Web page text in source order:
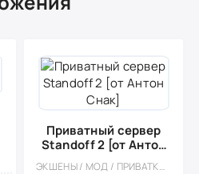
Приватный сервер
Standoff 2 [от Антон
Снак]
ЭКШЕНЫ / МОД / ПРИВАТКИ / ШУТЕРЫ / МНОГОПОЛЬЗОВАТЕЛЬСКАЯ / ОНЛАЙН / ТАКТИЧЕСКИЕ / СОРЕВНОВАТЕЛЬНАЯ / ОДНОПОЛЬЗОВАТЕЛЬСКИЕ / СТИЛИЗАЦИЯ